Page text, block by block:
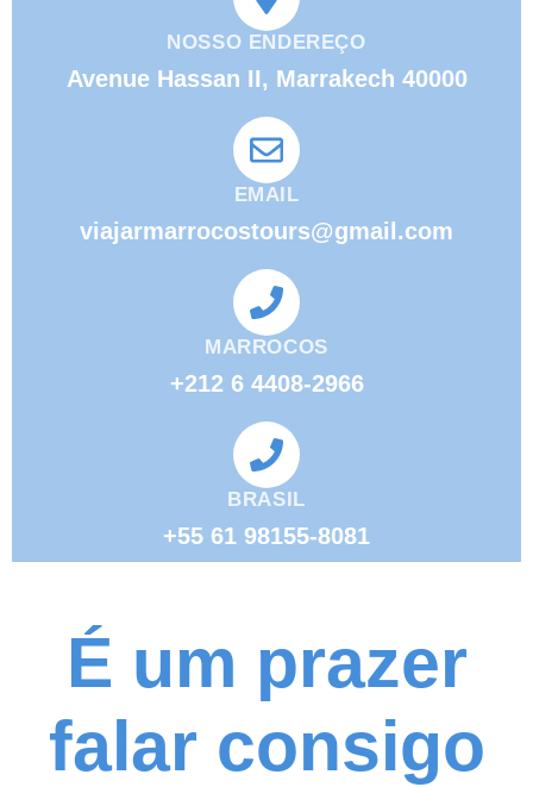
NOSSO ENDEREÇO
Avenue Hassan II, Marrakech 40000
EMAIL
viajarmarrocostours@gmail.com
MARROCOS
+212 6 4408-2966
BRASIL
+55 61 98155-8081
É um prazer
falar consigo